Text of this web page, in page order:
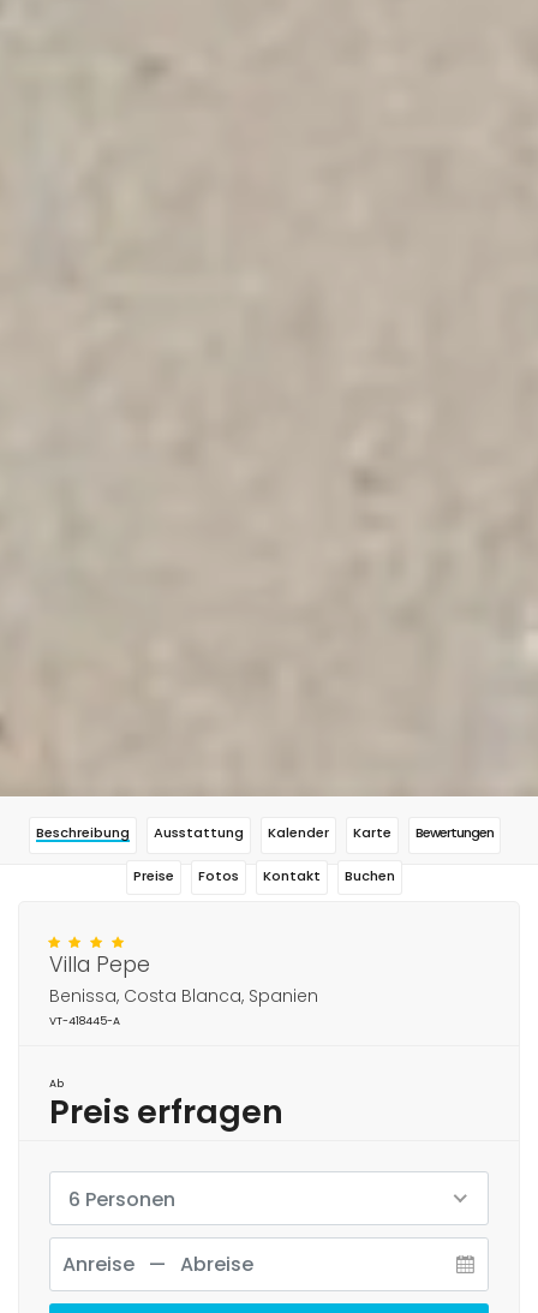
Beschreibung Ausstattung Kalender Karte Bewertungen
Preise Fotos Kontakt Buchen
Villa Pepe
Benissa, Costa Blanca, Spanien
VT-418445-A
Ab
Preis erfragen
6 Personen